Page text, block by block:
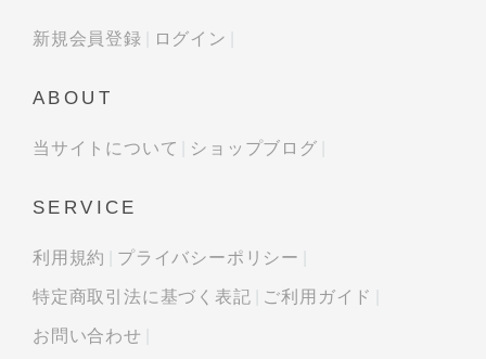
新規会員登録 ログイン
ABOUT
当サイトについて ショップブログ
SERVICE
利用規約 プライバシーポリシー
特定商取引法に基づく表記 ご利用ガイド
お問い合わせ